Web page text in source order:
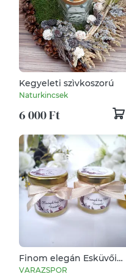
Kegyeleti szìvkoszorú
Naturkincsek
6 000 Ft
Finom elegán Esküvői
mézes köszönet ajándék,
VARAZSPOR